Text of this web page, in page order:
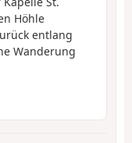
Höhle
entlang
Wanderung